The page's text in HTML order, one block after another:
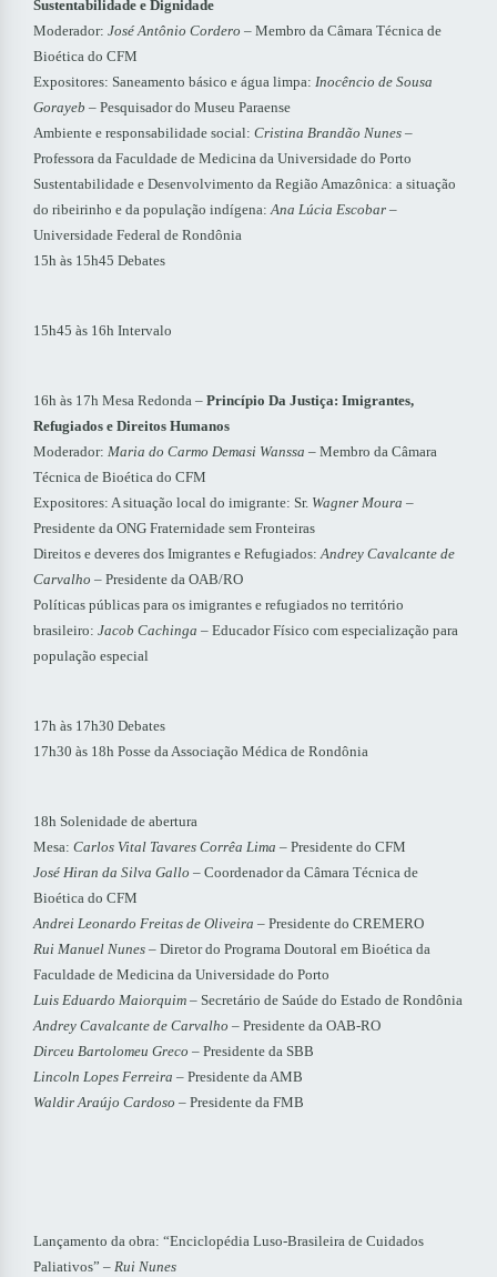
Sustentabilidade e Dignidade
Moderador: José Antônio Cordero – Membro da Câmara Técnica de
Bioética do CFM
Expositores: Saneamento básico e água limpa: Inocêncio de Sousa
Gorayeb – Pesquisador do Museu Paraense
Ambiente e responsabilidade social: Cristina Brandão Nunes –
Professora da Faculdade de Medicina da Universidade do Porto
Sustentabilidade e Desenvolvimento da Região Amazônica: a situação
do ribeirinho e da população indígena:Ana Lúcia Escobar –
Universidade Federal de Rondônia
15h às 15h45 Debates
15h45 às 16h Intervalo
16h às 17h Mesa Redonda – Princípio Da Justiça: Imigrantes,
Refugiados e Direitos Humanos
Moderador: Maria do Carmo Demasi Wanssa – Membro da Câmara
Técnica de Bioética do CFM
Expositores: A situação local do imigrante: Sr. Wagner Moura –
Presidente da ONG Fraternidade sem Fronteiras
Direitos e deveres dos Imigrantes e Refugiados:Andrey Cavalcante de
Carvalho – Presidente da OAB/RO
Políticas públicas para os imigrantes e refugiados no território
brasileiro: Jacob Cachinga – Educador Físico com especialização para
população especial
17h às 17h30 Debates
17h30 às 18h Posse da Associação Médica de Rondônia
18h Solenidade de abertura
Mesa: Carlos Vital Tavares Corrêa Lima – Presidente do CFM
José Hiran da Silva Gallo – Coordenador da Câmara Técnica de
Bioética do CFM
Andrei Leonardo Freitas de Oliveira – Presidente do CREMERO
Rui Manuel Nunes – Diretor do Programa Doutoral em Bioética da
Faculdade de Medicina da Universidade do Porto
Luis Eduardo Maiorquim – Secretário de Saúde do Estado de Rondônia
Andrey Cavalcante de Carvalho – Presidente da OAB-RO
Dirceu Bartolomeu Greco – Presidente da SBB
Lincoln Lopes Ferreira – Presidente da AMB
Waldir Araújo Cardoso – Presidente da FMB
Lançamento da obra: “Enciclopédia Luso-Brasileira de Cuidados
Paliativos” – Rui Nunes